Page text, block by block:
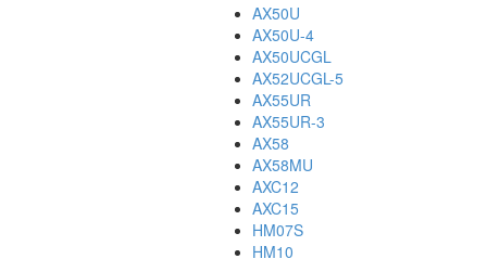
AX50U
AX50U-4
AX50UCGL
AX52UCGL-5
AX55UR
AX55UR-3
AX58
AX58MU
AXC12
AXC15
HM07S
HM10